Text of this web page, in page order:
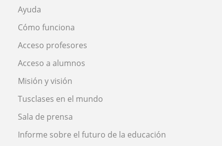
Ayuda
Cómo funciona
Acceso profesores
Acceso a alumnos
Misión y visión
Tusclases en el mundo
Sala de prensa
Informe sobre el futuro de la educación